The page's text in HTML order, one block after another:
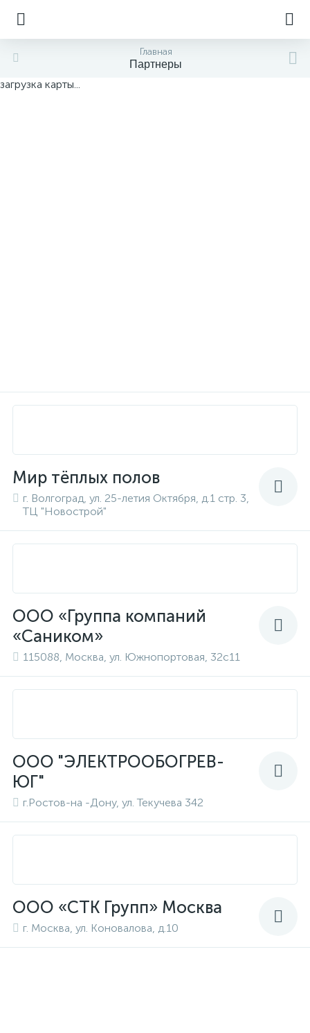
Главная
Партнеры
Мир тёплых полов
г. Волгоград, ул. 25-летия Октября, д.1 стр. 3,
ТЦ "Новострой"
ООО «Группа компаний
«Саником»
115088, Москва, ул. Южнопортовая, 32с11
ООО "ЭЛЕКТРООБОГРЕВ-
ЮГ"
г.Ростов-на -Дону, ул. Текучева 342
ООО «СТК Групп» Москва
г. Москва, ул. Коновалова, д.10
загрузка карты...